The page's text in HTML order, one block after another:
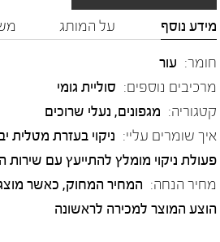
מידע נוסף על המותג
חומר: עור
מרכיבים נוספים: סוליית גומי
קטגוריה: מגפונים, נעלי שרוכים
איך שומרים עליי: ניקוי בעזרת מטלית
פעולת ניקוי מומלץ להתייעץ עם שירות
מחיר הנחה: המחיר המחוק, כאשר
הוצע המוצר למכירה לראשונה